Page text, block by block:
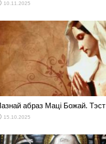
10.11.2025
абраз Маці Божай. Тэст
15.10.2025